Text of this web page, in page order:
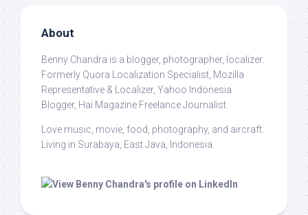
About
Benny Chandra is a blogger, photographer, localizer.
Formerly Quora Localization Specialist, Mozilla
Representative & Localizer, Yahoo Indonesia
Blogger, Hai Magazine Freelance Journalist.
Love music, movie, food, photography, and aircraft.
Living in Surabaya, East Java, Indonesia.